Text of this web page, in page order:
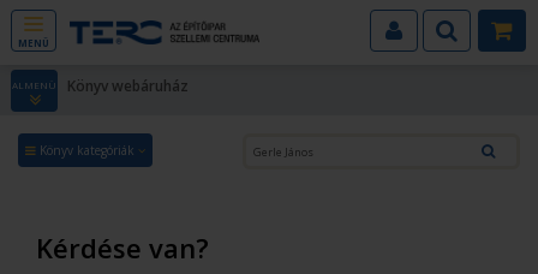
MENÜ
ALMENÜ Könyv webáruház
Könyv kategóriák
Kérdése van?